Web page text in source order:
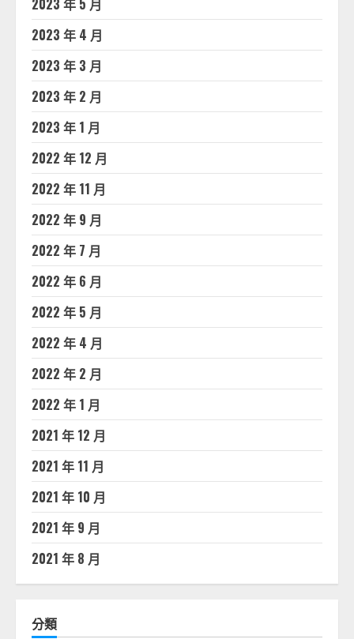
2023 年 5 月
2023 年 4 月
2023 年 3 月
2023 年 2 月
2023 年 1 月
2022 年 12 月
2022 年 11 月
2022 年 9 月
2022 年 7 月
2022 年 6 月
2022 年 5 月
2022 年 4 月
2022 年 2 月
2022 年 1 月
2021 年 12 月
2021 年 11 月
2021 年 10 月
2021 年 9 月
2021 年 8 月
分類